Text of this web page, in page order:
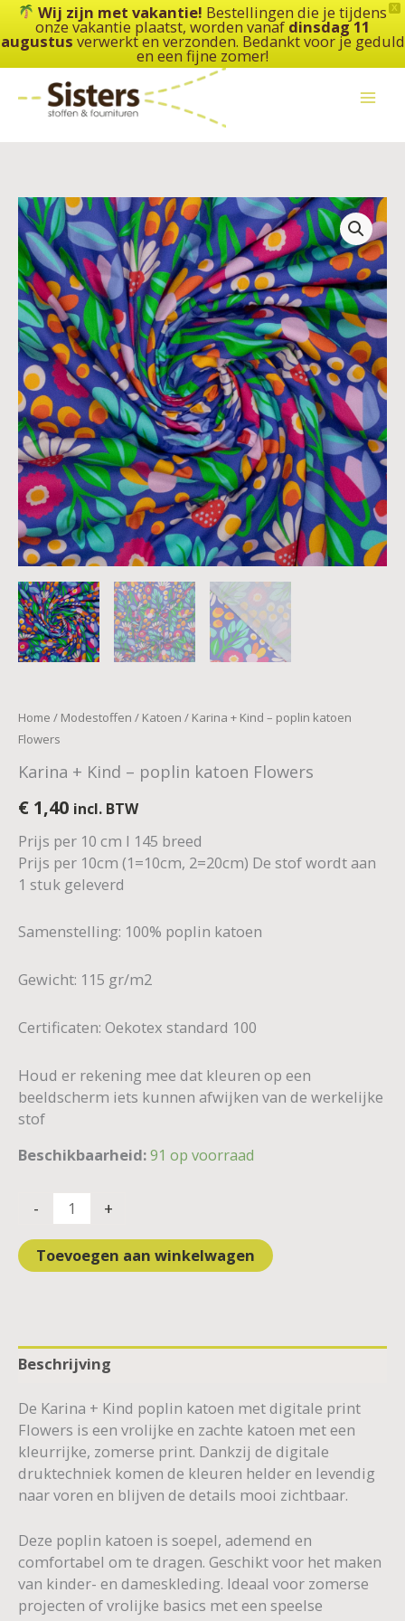
X
Wij zijn met vakantie! Bestellingen die je tijdens
onze vakantie plaatst, worden vanaf dinsdag 11
augustus verwerkt en verzonden. Bedankt voor je geduld
en een fijne zomer!
de
inhoud
Home / Modestoffen / Katoen / Karina + Kind – poplin katoen
Flowers
Karina + Kind – poplin katoen Flowers
€ 1,40 incl. BTW
Prijs per 10 cm I 145 breed
Prijs per 10cm (1=10cm, 2=20cm) De stof wordt aan
1 stuk geleverd
Samenstelling: 100% poplin katoen
Gewicht: 115 gr/m2
Certificaten: Oekotex standard 100
Houd er rekening mee dat kleuren op een
beeldscherm iets kunnen afwijken van de werkelijke
stof
Beschikbaarheid:91 op voorraad
-
Karina
+
Kind
-
poplin
katoen
Flowers
aantal
+
Toevoegen aan winkelwagen
Beschrijving
De Karina + Kind poplin katoen met digitale print
Flowers is een vrolijke en zachte katoen met een
kleurrijke, zomerse print. Dankzij de digitale
druktechniek komen de kleuren helder en levendig
naar voren en blijven de details mooi zichtbaar.
Deze poplin katoen is soepel, ademend en
comfortabel om te dragen. Geschikt voor het maken
van kinder- en dameskleding. Ideaal voor zomerse
projecten of vrolijke basics met een speelse